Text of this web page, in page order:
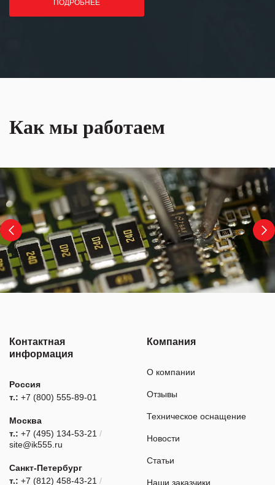
ПОДРОБНЕЕ
Как мы работаем
Контактная
информация
Россия
т.: +7 (800) 555-89-01
Москва
т.: +7 (495) 134-53-21 /
site@ik555.ru
Санкт-Петербург
т.: +7 (812) 458-43-21 /
Компания
О компании
Отзывы
Техническое оснащение
Новости
Статьи
Наши заказчики